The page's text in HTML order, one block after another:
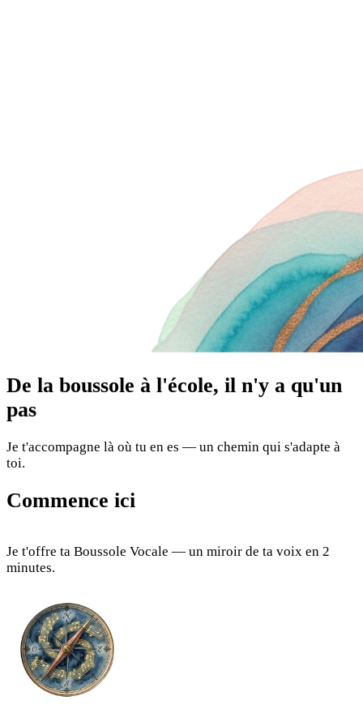
De la boussole à l'école, il n'y a qu'un
pas
Je t'accompagne là où tu en es — un chemin qui s'adapte à
toi.
Commence ici
Je t'offre ta Boussole Vocale — un miroir de ta voix en 2
minutes.